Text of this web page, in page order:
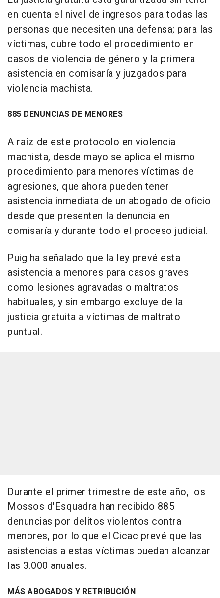
en cuenta el nivel de ingresos para todas las
personas que necesiten una defensa; para las
víctimas, cubre todo el procedimiento en
casos de violencia de género y la primera
asistencia en comisaría y juzgados para
violencia machista.
885 DENUNCIAS DE MENORES
A raíz de este protocolo en violencia
machista, desde mayo se aplica el mismo
procedimiento para menores víctimas de
agresiones, que ahora pueden tener
asistencia inmediata de un abogado de oficio
desde que presenten la denuncia en
comisaría y durante todo el proceso judicial.
Puig ha señalado que la ley prevé esta
asistencia a menores para casos graves
como lesiones agravadas o maltratos
habituales, y sin embargo excluye de la
justicia gratuita a víctimas de maltrato
puntual.
Durante el primer trimestre de este año, los
Mossos d'Esquadra han recibido 885
denuncias por delitos violentos contra
menores, por lo que el Cicac prevé que las
asistencias a estas víctimas puedan alcanzar
las 3.000 anuales.
MÁS ABOGADOS Y RETRIBUCIÓN